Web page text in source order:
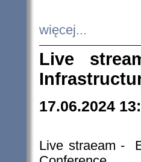
więcej...
Live
17.06.2024
Live straeam -